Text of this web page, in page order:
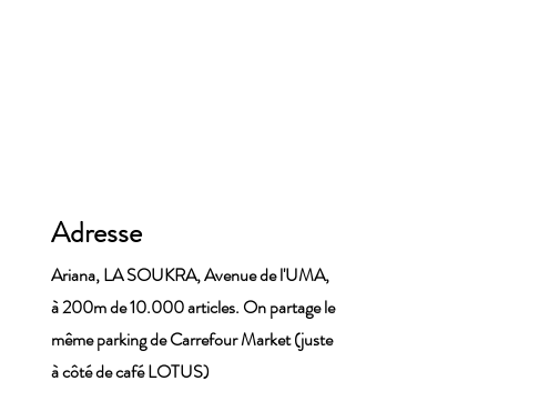
Adresse
Ariana, LA SOUKRA, Avenue de l'UMA,
à 200m de 10.000 articles. On partage le
même parking de Carrefour Market (juste
à côté de café LOTUS)